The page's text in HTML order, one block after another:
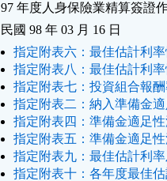
97 年度人身保險業精算簽證
民國 98 年 03 月 16 日
指定附表六：最佳估計利
指定附表八：最佳估計利
指定附表七：投資組合報
指定附表二：納入準備金
指定附表四：準備金適足
指定附表五：準備金適足
指定附表九：最佳估計利
指定附表十：各年度最佳